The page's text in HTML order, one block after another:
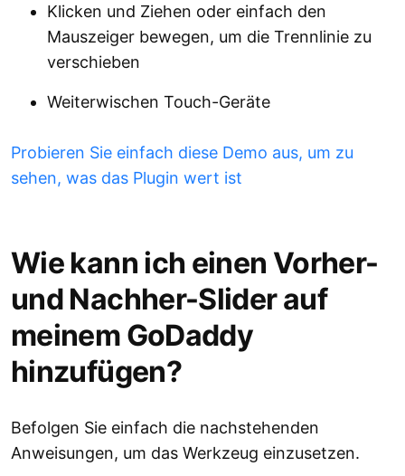
Klicken und Ziehen oder einfach den
Mauszeiger bewegen, um die Trennlinie zu
verschieben
Weiterwischen Touch-Geräte
Probieren Sie einfach diese Demo aus, um zu
sehen, was das Plugin wert ist
Wie kann ich einen Vorher-
und Nachher-Slider auf
meinem GoDaddy
hinzufügen?
Befolgen Sie einfach die nachstehenden
Anweisungen, um das Werkzeug einzusetzen.